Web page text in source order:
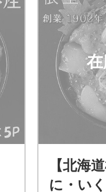
【北海
に・い